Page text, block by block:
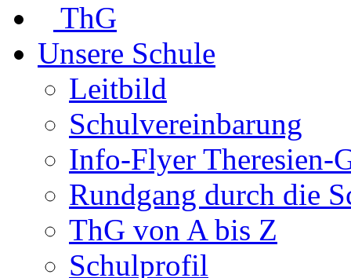
ThG
Unsere Schule
Leitbild
Schulvereinbarung
Info-Flyer Theresien-
Rundgang durch die
ThG von A bis Z
Schulprofil